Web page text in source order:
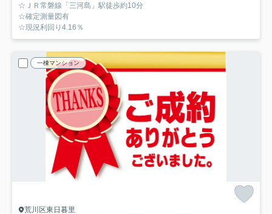
☆ＪＲ常磐線「三河島」駅徒歩約10分
☆確定測量図有
☆現況利回り4.16％
一棟マンション
荒川区東日暮里